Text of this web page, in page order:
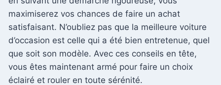
maximiserez vos chances de faire un achat
satisfaisant. N’oubliez pas que la meilleure voiture
d’occasion est celle qui a été bien entretenue, quel
que soit son modèle. Avec ces conseils en tête,
vous êtes maintenant armé pour faire un choix
éclairé et rouler en toute sérénité.